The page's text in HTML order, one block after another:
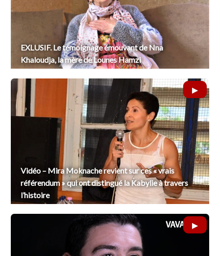
EXLUSIF. Le témoignage émouvant de Nna
Khaloudja, la mère de Lounes Hamzi
Vidéo – Mira Moknache revient sur ces « vrais
référendum » qui ont distingué la Kabylie à travers
l’histoire